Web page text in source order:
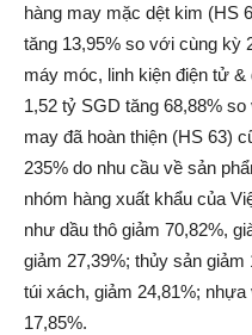
hàng may mặc dệt kim (HS
tăng 13,95% so với cùng kỳ
máy móc, linh kiện điện tử
1,52 tỷ SGD tăng 68,88%
may đã hoàn thiện (HS 63)
235% do nhu cầu về sản
nhóm hàng xuất khẩu của
như dầu thô giảm 70,82%,
giảm 27,39%; thủy sản
túi xách, giảm 24,81%;
17,85%.